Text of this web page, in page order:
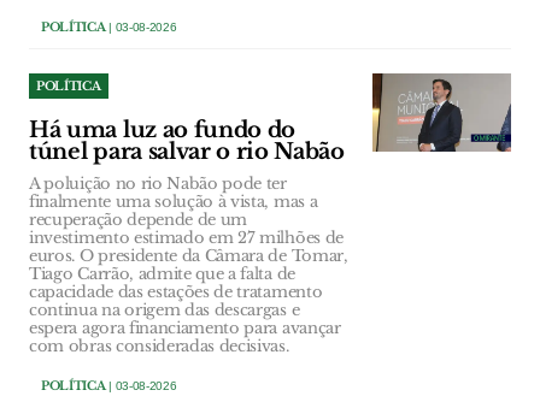
POLÍTICA| 03-08-2026
POLÍTICA
Há uma luz ao fundo do
túnel para salvar o rio Nabão
A poluição no rio Nabão pode ter
finalmente uma solução à vista, mas a
recuperação depende de um
investimento estimado em 27 milhões de
euros. O presidente da Câmara de Tomar,
Tiago Carrão, admite que a falta de
capacidade das estações de tratamento
continua na origem das descargas e
espera agora financiamento para avançar
com obras consideradas decisivas.
POLÍTICA| 03-08-2026